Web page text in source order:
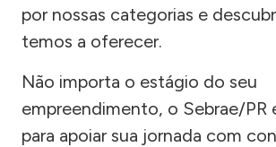
por nossas categorias e
temos a oferecer.
Não importa o estágio do seu
empreendimento, o Sebrae/PR
para apoiar sua jornada com